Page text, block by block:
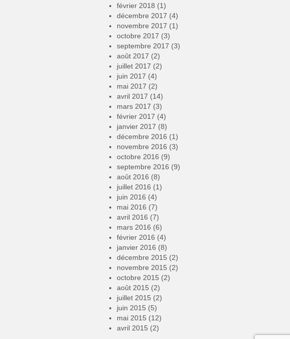
février 2018 (1)
décembre 2017 (4)
novembre 2017 (1)
octobre 2017 (3)
septembre 2017 (3)
août 2017 (2)
juillet 2017 (2)
juin 2017 (4)
mai 2017 (2)
avril 2017 (14)
mars 2017 (3)
février 2017 (4)
janvier 2017 (8)
décembre 2016 (1)
novembre 2016 (3)
octobre 2016 (9)
septembre 2016 (9)
août 2016 (8)
juillet 2016 (1)
juin 2016 (4)
mai 2016 (7)
avril 2016 (7)
mars 2016 (6)
février 2016 (4)
janvier 2016 (8)
décembre 2015 (2)
novembre 2015 (2)
octobre 2015 (2)
août 2015 (2)
juillet 2015 (2)
juin 2015 (5)
mai 2015 (12)
avril 2015 (2)